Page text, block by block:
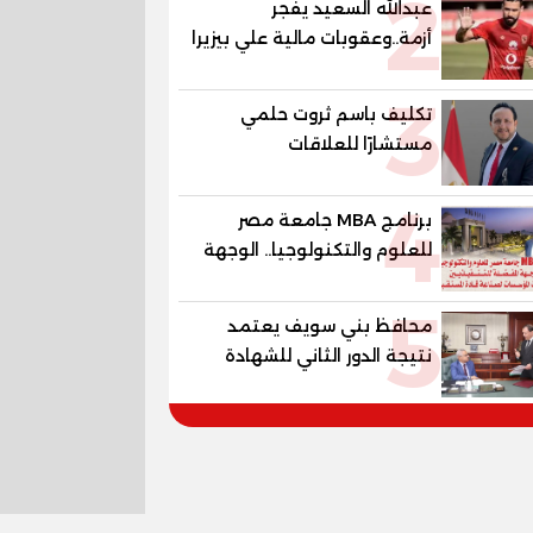
2
عبدالله السعيد يفجر
أزمة..وعقوبات مالية علي بيزيرا
وبانزا
3
تكليف باسم ثروت حلمي
مستشارًا للعلاقات
الدبلوماسية وعضوًا بالهيئة
الاستشارية العليا لمنظمة
«جاد جمينت يوإن»
4
برنامج MBA جامعة مصر
للعلوم والتكنولوجيا.. الوجهة
المفضلة للتنفيذيين وقيادات
المؤسسات لصناعة قادة
المستقبل
5
محافظ بني سويف يعتمد
نتيجة الدور الثاني للشهادة
الإعدادية العامة بنسبة